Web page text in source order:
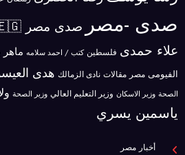
صدى -مصر صدى مصر 🇪🇬.
علاء حمدى فلسطين كتب / احمد سلامه ماهر
الفيومى مصر مقالات نادى الزمالك هدى
الصحة وزير الاسكان وزير التعليم العالي وزير الصحة
ياسمين يسري
أخبار مصر